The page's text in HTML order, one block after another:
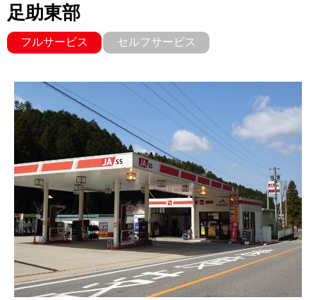
足助東部
フルサービス セルフサービス